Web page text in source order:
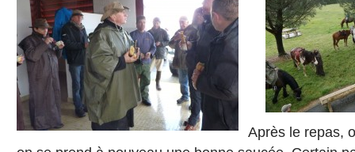
Après le repas,